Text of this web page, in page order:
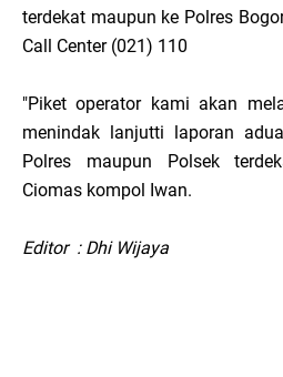
terdekat maupun ke Polres
Call Center (021) 110
"Piket operator kami akan
menindak lanjutti laporan
Polres maupun Polsek
Ciomas kompol Iwan.
Editor : Dhi Wijaya